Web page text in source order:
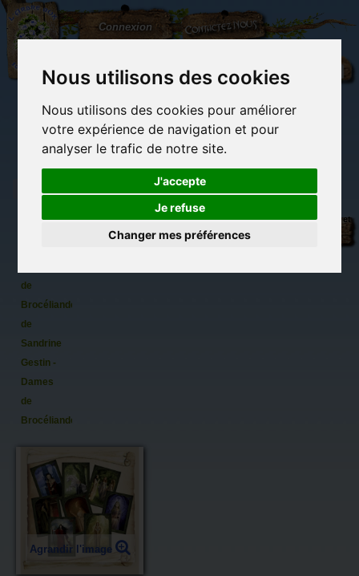
Nous utilisons des cookies
Nous utilisons des cookies pour améliorer
votre expérience de navigation et pour
analyser le trafic de notre site.
J'accepte
Je refuse
Changer mes préférences
L'Arbre
aux
100.000
Connexion Contactez-nous
(vide)
Librairie des
Carterie
originale
Activités
détente et jeux
Objets déco et
de
Brocéliande
de
Sandrine
Gestin -
Dames
de
Brocéliande
Agrandir l'image